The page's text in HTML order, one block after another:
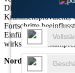
Diagnosetools. Die
Krankheitsprävalenz,
Fortschritte
Einführung neuer
wirksam zu
Nordamerika